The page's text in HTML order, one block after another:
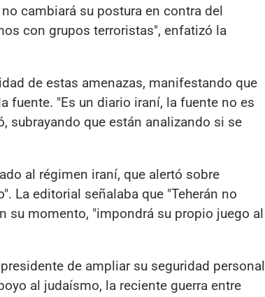
cambiará su postura en contra del
con grupos terroristas", enfatizó la
de estas amenazas, manifestando que
fuente. "Es un diario iraní, la fuente no es
subrayando que están analizando si se
al régimen iraní, que alertó sobre
La editorial señalaba que "Teherán no
su momento, "impondrá su propio juego al
de ampliar su seguridad personal
al judaísmo, la reciente guerra entre